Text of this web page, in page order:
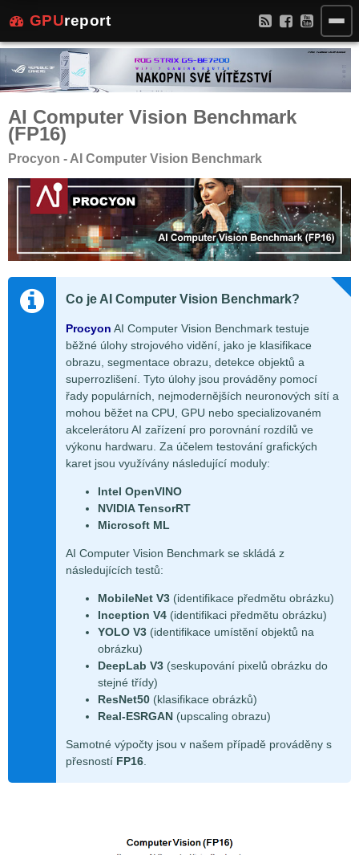
GPUreport
AI Computer Vision Benchmark
(FP16)
Procyon - AI Computer Vision Benchmark
Co je AI Computer Vision Benchmark?
Procyon AI Computer Vision Benchmark testuje
běžné úlohy strojového vidění, jako je klasifikace
obrazu, segmentace obrazu, detekce objektů a
superrozlišení. Tyto úlohy jsou prováděny pomocí
řady populárních, nejmodernějších neuronových sítí a
mohou běžet na CPU, GPU nebo specializovaném
akcelerátoru AI zařízení pro porovnání rozdílů ve
výkonu hardwaru. Za účelem testování grafických
karet jsou využívány následující moduly:
Intel OpenVINO
NVIDIA TensorRT
Microsoft ML
AI Computer Vision Benchmark se skládá z
následujících testů:
MobileNet V3 (identifikace předmětu obrázku)
Inception V4 (identifikaci předmětu obrázku)
YOLO V3 (identifikace umístění objektů na
obrázku)
DeepLab V3 (seskupování pixelů obrázku do
stejné třídy)
ResNet50 (klasifikace obrázků)
Real-ESRGAN (upscaling obrazu)
Samotné výpočty jsou v našem případě prováděny s
přesností FP16.